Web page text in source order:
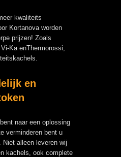
kwaliteits
Kortanova worden
prijzen! Zoals
Ka enThermorossi,
en
naar een oplossing
verminderen bent u
alleen leveren wij
kachels, ook complete